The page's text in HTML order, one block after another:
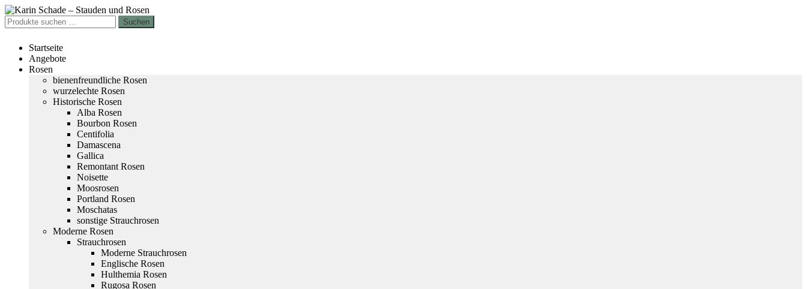
Zur
Navigation
springen
Zum
Inhalt
springen
Suchen
nach:
Suchen
Startseite
Angebote
Rosen
bienenfreundliche Rosen
wurzelechte Rosen
Historische Rosen
Alba Rosen
Bourbon Rosen
Centifolia
Damascena
Gallica
Remontant Rosen
Noisette
Moosrosen
Portland Rosen
Moschatas
sonstige Strauchrosen
Moderne Rosen
Strauchrosen
Moderne Strauchrosen
Englische Rosen
Hulthemia Rosen
Rugosa Rosen